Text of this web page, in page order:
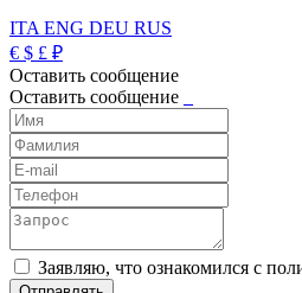
ITA ENG DEU RUS
€ $ £ ₽
Оставить сообщение
Оставить сообщение
Заявляю, что ознакомился с